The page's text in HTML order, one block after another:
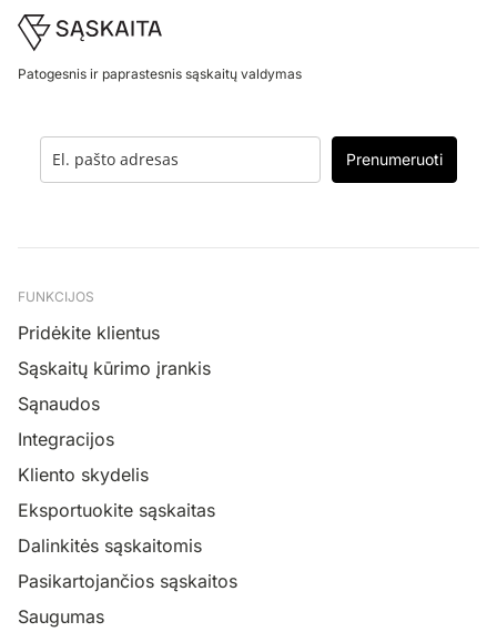
Footer
Patogesnis ir paprastesnis sąskaitų valdymas
Prenumeruoti
FUNKCIJOS
Pridėkite klientus
Sąskaitų kūrimo įrankis
Sąnaudos
Integracijos
Kliento skydelis
Eksportuokite sąskaitas
Dalinkitės sąskaitomis
Pasikartojančios sąskaitos
Saugumas